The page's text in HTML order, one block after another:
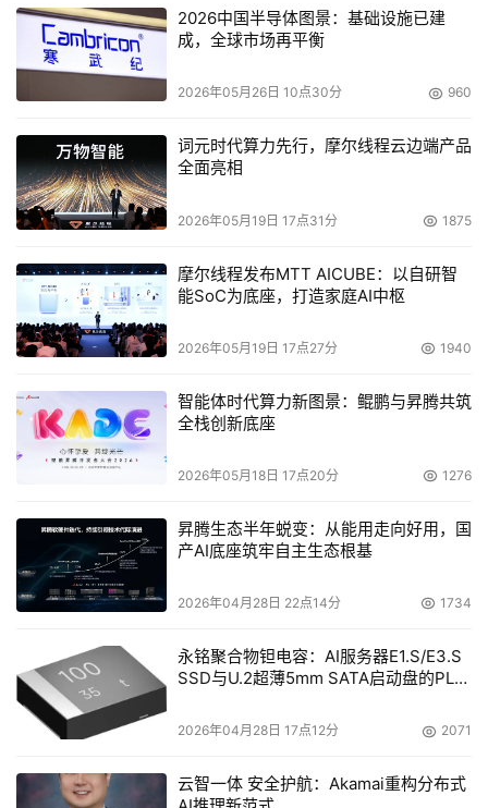
2026中国半导体图景：基础设施已建
成，全球市场再平衡
2026年05月26日 10点30分 960
词元时代算力先行，摩尔线程云边端产品
全面亮相
2026年05月19日 17点31分 1875
摩尔线程发布MTT AICUBE：以自研智
能SoC为底座，打造家庭AI中枢
2026年05月19日 17点27分 1940
智能体时代算力新图景：鲲鹏与昇腾共筑
全栈创新底座
2026年05月18日 17点20分 1276
昇腾生态半年蜕变：从能用走向好用，国
产AI底座筑牢自主生态根基
2026年04月28日 22点14分 1734
永铭聚合物钽电容：AI服务器E1.S/E3.S
SSD与U.2超薄5mm SATA启动盘的PLP
2026年04月28日 17点12分 2071
云智一体 安全护航：Akamai重构分布式